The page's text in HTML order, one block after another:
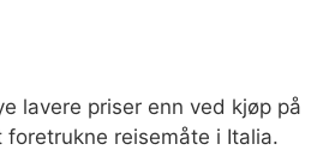
lavere priser enn ved kjøp på
reisemåte i Italia.